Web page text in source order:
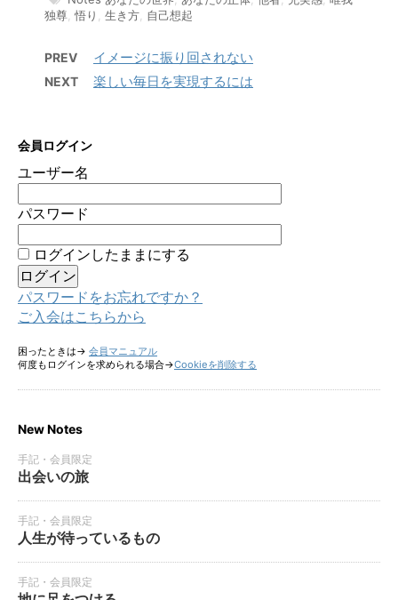
独尊 悟り 生き方 自己想起
PREV イメージに振り回されない
NEXT 楽しい毎日を実現するには
会員ログイン
ユーザー名
パスワード
ログインしたままにする
パスワードをお忘れですか？
ご入会はこちらから
困ったときは→ 会員マニュアル
何度もログインを求められる場合→Cookieを削除する
New Notes
手記・会員限定
出会いの旅
手記・会員限定
人生が待っているもの
手記・会員限定